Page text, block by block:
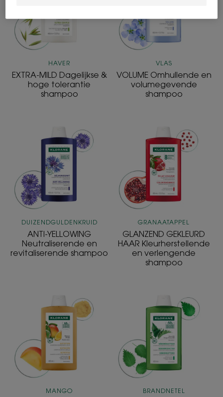
tolerantie
shampoo
HAVER
EXTRA-MILD Dagelijkse &
hoge tolerantie
shampoo
VLAS
VOLUME Omhullende en
volumegevende
shampoo
YELLOWING
Neutraliserende
en
revitaliserende
shampoo
DUIZENDGULDENKRUID
ANTI-YELLOWING
Neutraliserende en
revitaliserende shampoo
GEKLEURD
HAAR
en
verlengende
shampoo
GRANAATAPPEL
GLANZEND GEKLEURD
HAAR Kleurherstellende
en verlengende
shampoo
Voedende
shampoo
voor
glanzend
haar
MANGO
met
BIOLOGISCHE
Brandnetel
BRANDNETEL